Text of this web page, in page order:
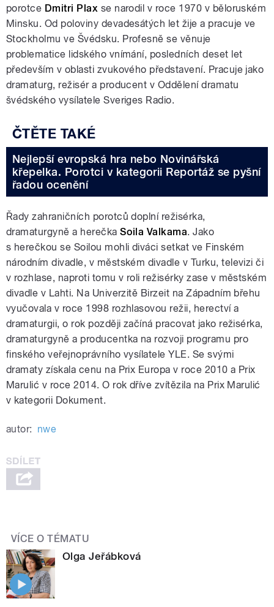
porotce Dmitri Plax se narodil v roce 1970 v běloruském
Minsku. Od poloviny devadesátých let žije a pracuje ve
Stockholmu ve Švédsku. Profesně se věnuje
problematice lidského vnímání, posledních deset let
především v oblasti zvukového představení. Pracuje jako
dramaturg, režisér a producent v Oddělení dramatu
švédského vysílatele Sveriges Radio.
Nejlepší evropská hra nebo Novinářská
křepelka. Porotci v kategorii Reportáž se pyšní
řadou ocenění
Řady zahraničních porotců doplní režisérka,
dramaturgyně a herečkaSoila Valkama. Jako
s herečkou se Soilou mohli diváci setkat ve Finském
národním divadle, v městském divadle v Turku, televizi či
v rozhlase, naproti tomu v roli režisérky zase v městském
divadle v Lahti. Na Univerzitě Birzeit na Západním břehu
vyučovala v roce 1998 rozhlasovou režii, herectví a
dramaturgii, o rok později začíná pracovat jako režisérka,
dramaturgyně a producentka na rozvoji programu pro
finského veřejnoprávního vysílatele YLE. Se svými
dramaty získala cenu na Prix Europa v roce 2010 a Prix
Marulić v roce 2014. O rok dříve zvítězila na Prix Marulić
v kategorii Dokument.
autor: nwe
VÍCE O TÉMATU
Olga Jeřábková